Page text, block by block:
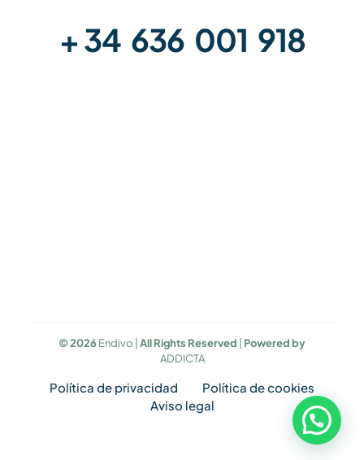
+ 34 636 001 918
© 2026Endivo |All Rights Reserved | Powered by
ADDICTA
Política de privacidad
Política de cookies
Aviso legal